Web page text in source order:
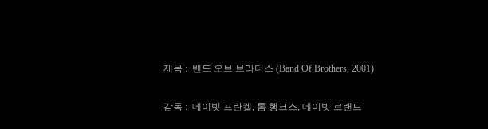
제목 : 밴드 오브 브라더스 (Band Of Brothers, 2001)
감독 : 데이빗 프란켈, 톰 행크스, 데이빗 르랜드